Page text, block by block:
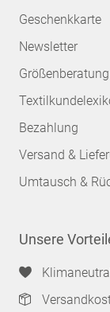
Geschenkkarte
Newsletter
Größenberatung
Bezahlung
Versand &
Umtausch &
Unsere